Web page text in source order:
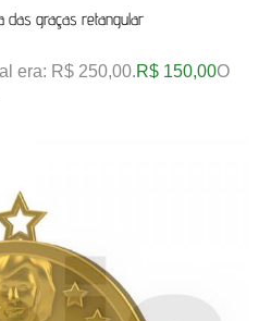
das graças retangular
era: R$ 250,00.R$ 150,00O